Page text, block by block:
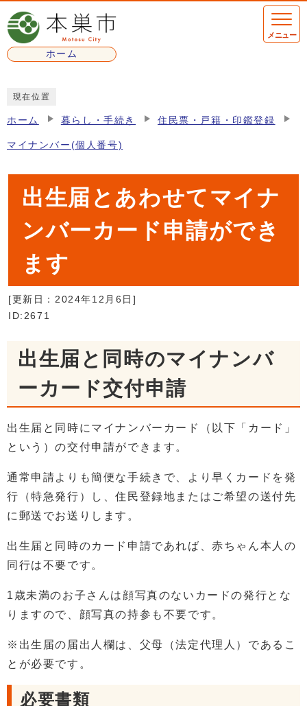
ページの先頭です
ホーム
メニュー
現在位置
ホーム 暮らし・手続き 住民票・戸籍・印鑑登録
マイナンバー(個人番号)
出生届とあわせてマイナ
ンバーカード申請ができ
ます
[更新日： 2024年12月6日 ]
ID:2671
出生届と同時のマイナンバ
ーカード交付申請
出生届と同時にマイナンバーカード（以下「カード」
という）の交付申請ができます。
通常申請よりも簡便な手続きで、より早くカードを発
行（特急発行）し、住民登録地またはご希望の送付先
に郵送でお送りします。
出生届と同時のカード申請であれば、赤ちゃん本人の
同行は不要です。
1歳未満のお子さんは顔写真のないカードの発行とな
りますので、顔写真の持参も不要です。
※出生届の届出人欄は、父母（法定代理人）であるこ
とが必要です。
必要書類